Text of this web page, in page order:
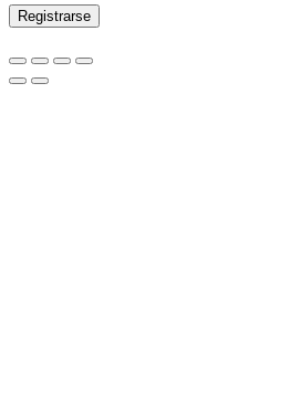
Registrarse